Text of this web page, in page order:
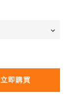
立即購買